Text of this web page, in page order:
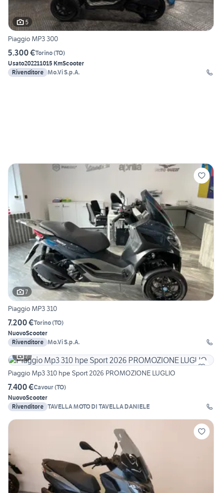
5
Piaggio MP3 300
5.300 €Torino(TO)
Usato202211015 KmScooter
Rivenditore Mo.Vi S.p.A.
7
Piaggio MP3 310
7.200 €Torino(TO)
NuovoScooter
Rivenditore Mo.Vi S.p.A.
7
Piaggio Mp3 310 hpe Sport 2026 PROMOZIONE LUGLIO
7.400 €Cavour(TO)
NuovoScooter
Rivenditore TAVELLA MOTO DI TAVELLA DANIELE